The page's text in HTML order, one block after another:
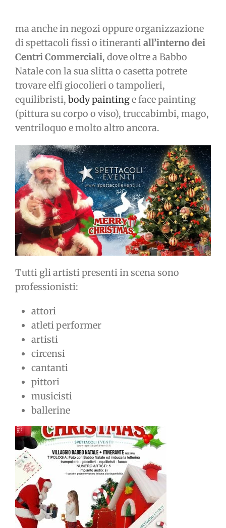
ma anche in negozi oppure organizzazione
di spettacoli fissi o itinerantiall’interno dei
Centri Commerciali, dove oltre a Babbo
Natale con la sua slitta o casetta potrete
trovare elfi giocolieri o tampolieri,
equilibristi, body paintinge face painting
(pittura su corpo o viso), truccabimbi, mago,
ventriloquo e molto altro ancora.
Tutti gli artisti presenti in scena sono
professionisti:
attori
atleti performer
artisti
circensi
cantanti
pittori
musicisti
ballerine